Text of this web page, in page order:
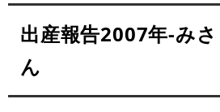
出産報告2007年-み
ん